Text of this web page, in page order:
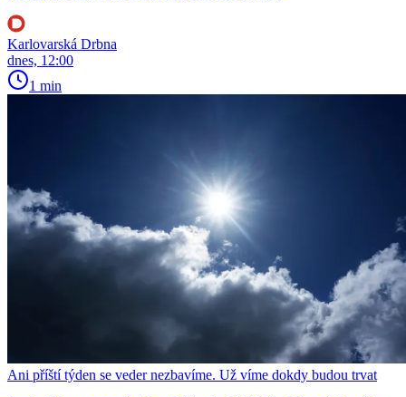
Karlovarská Drbna
dnes, 12:00
1 min
Ani příští týden se veder nezbavíme. Už víme dokdy budou trvat